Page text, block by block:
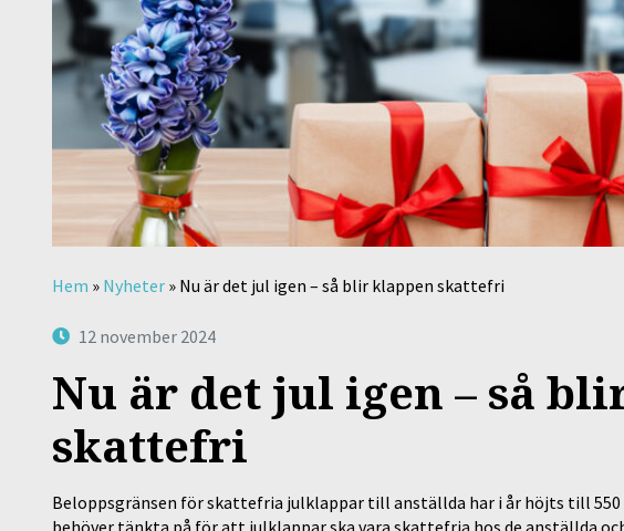
Hem » Nyheter » Nu är det jul igen – så blir klappen skattefri
12 november 2024
Nu är det jul igen – så
skattefri
Beloppsgränsen för skattefria julklappar till anställda har i år höjts till 550
behöver tänkta på för att julklappar ska vara skattefria hos de anställda